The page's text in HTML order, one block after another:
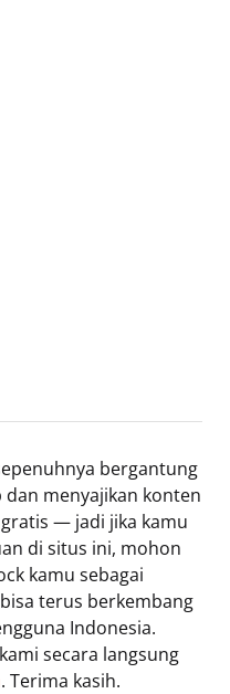
bergantung
menyajikan konten
— jadi jika kamu
di situs ini, mohon
kamu sebagai
terus berkembang
Indonesia.
secara langsung
. Terima kasih.